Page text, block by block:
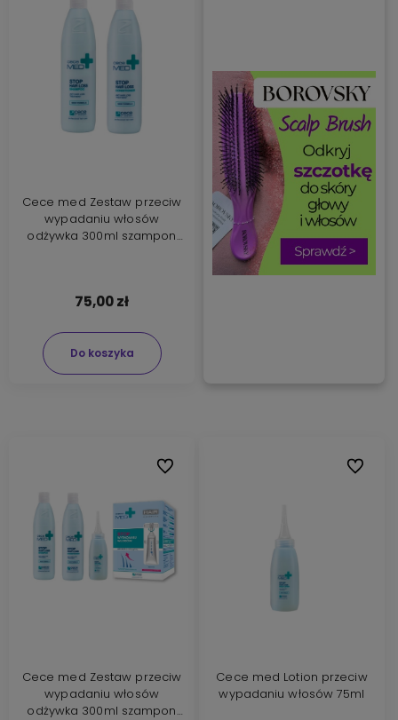
Cece med Zestaw przeciw
wypadaniu włosów
odżywka 300ml szampon
75,00 zł
Do koszyka
Cece med Zestaw przeciw
wypadaniu włosów
odżywka 300ml szampon
Do ulubionych
Cece med Lotion przeciw
wypadaniu włosów 75ml
Do